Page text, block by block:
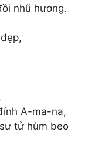
nhũ hương.
A-ma-na,
tử hùm beo